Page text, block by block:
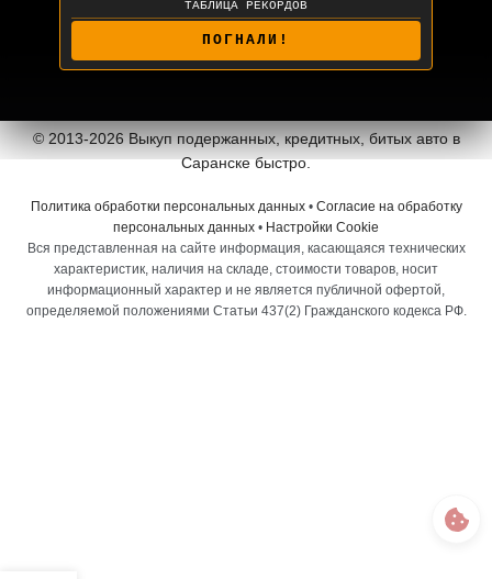
ТАБЛИЦА РЕКОРДОВ
ПОГНАЛИ!
© 2013-2026 Выкуп подержанных, кредитных, битых авто в
Саранске быстро.
Политика обработки персональных данных• Согласие на обработку
персональных данных • Настройки Cookie
Вся представленная на сайте информация, касающаяся технических
характеристик, наличия на складе, стоимости товаров, носит
информационный характер и не является публичной офертой,
определяемой положениями Статьи 437(2) Гражданского кодекса РФ.